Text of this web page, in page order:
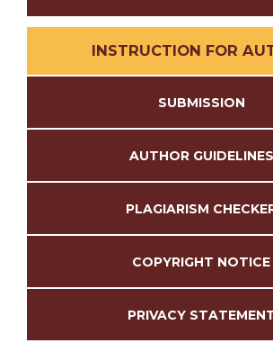
INSTRUCTION FOR
SUBMISSION
AUTHOR GUIDELINES
PLAGIARISM
COPYRIGHT NOTICE
PRIVACY